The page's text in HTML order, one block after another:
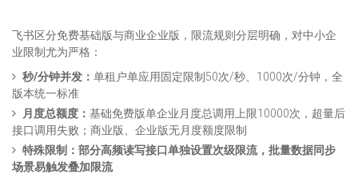
飞书区分免费基础版与商业企业版，限流规则分层明确，对中小企
业限制尤为严格：
秒/分钟并发： 单租户单应用固定限制50次/秒、1000次/分钟，全
版本统一标准
月度总额度： 基础免费版单企业月度总调用上限10000次，超量后
接口调用失败；商业版、企业版无月度额度限制
特殊限制：部分高频读写接口单独设置次级限流，批量数据同步
场景易触发叠加限流